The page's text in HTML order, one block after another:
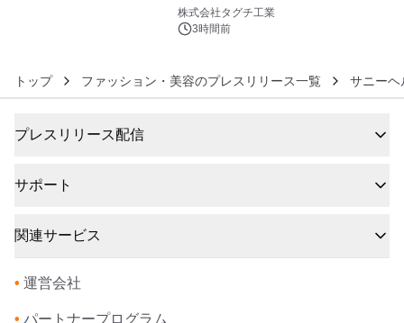
プン
株式会社タグチ工業
3時間前
トップ ファッション・美容のプレスリリース一覧 サニーヘ
プレスリリース配信
サポート
関連サービス
• 運営会社
• パートナープログラム